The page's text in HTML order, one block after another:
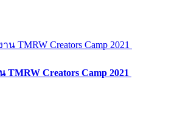
TMRW Creators Camp 2021